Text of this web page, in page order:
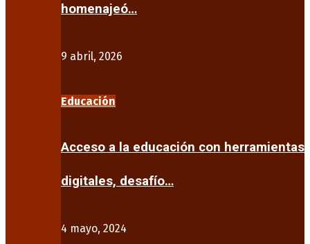
homenajeó…
9 abril, 2026
Educación
Acceso a la educación con herramientas
digitales, desafío…
4 mayo, 2024